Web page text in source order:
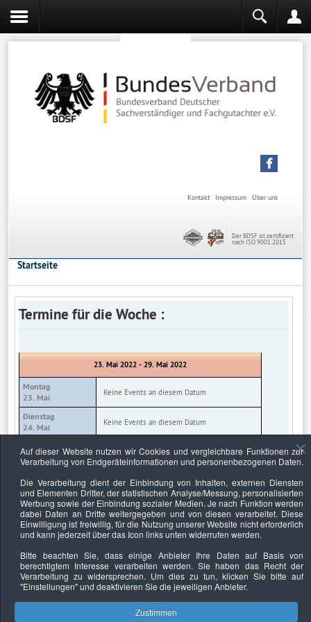
Über uns
Impressum
Kontakt
Der BDSF ist zertifiziert
nach ISO 9001:2015
Startseite
Termine für die Woche :
23. Mai 2022 - 29. Mai 2022
Montag
23. Mai
Keine Events an diesem Datum
Dienstag
24. Mai
Keine Events an diesem Datum
Mittwoch
25. Mai
Keine Events an diesem Datum
26. Mai
Keine Events an diesem Datum
Freitag
27. Mai
Keine Events an diesem Datum
Samstag
Sonntag
29. Mai
Keine Events an diesem Datum
Auf dieser Website nutzen wir Cookies und vergleichbare Funktionen zur
Verarbeitung von Endgeräteinformationen und personenbezogenen Daten.
Die Verarbeitung dient der Einbindung von Inhalten, externen Diensten
und Elementen Dritter, der statistischen Analyse/Messung, personalisierten
Werbung sowie der Einbindung sozialer Medien. Je nach Funktion werden
dabei Daten an Dritte weitergegeben und von diesen verarbeitet. Diese
Einwilligung ist freiwillig, für die Nutzung unserer Website nicht erforderlich
und kann jederzeit über das Icon links unten widerrufen werden.
Bitte beachten Sie, dass einige Anbieter Ihre Daten auf Basis von
berechtigtem Interesse verarbeiten werden. Sie haben das Recht der
Verarbeitung zu widersprechen. Um dies zu tun, klicken Sie bitte auf
"Einstellungen"und deaktivieren Sie die jeweiligen Anbieter.
Zustimmen